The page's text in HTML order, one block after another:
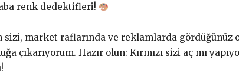
renk dedektifleri!
sizi, market raflarında ve reklamlarda gördüğünüz
çıkarıyorum. Hazır olun: Kırmızı sizi aç mı